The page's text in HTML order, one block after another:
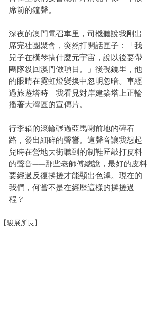
席前的鐘聲。
深夜的澳門電召車里，司機聽說我剛出
席完社團聚會，突然打開話匣子：「我
兒子在橫琴搞什麼元宇宙，說以後要帶
團隊殺回澳門做項目。」後視鏡里，他
的眼睛在霓虹燈變換中忽明忽暗。車經
過旅遊塔時，我看見對岸建築塔上正輪
播著大灣區的宣傳片。
行李箱的滾輪碾過亞馬喇前地的碎石
路，發出細碎的聲響。這聲音讓我想起
兒時在營地大街聽到的制鞋匠敲打皮料
的聲音——那些老師傅總說，最好的皮料
要經過反復揉搓才能顯出色澤。現在的
我們，何嘗不是在經歷這樣的揉搓過
程？
【駿展所長】